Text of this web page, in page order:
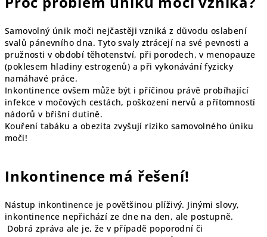
Samovolný únik moči nejčastěji vzniká z důvodu oslabení
svalů pánevního dna. Tyto svaly ztrácejí na své pevnosti a
pružnosti v období těhotenství, při porodech, v menopauze
(poklesem hladiny estrogenů) a při vykonávání fyzicky
namáhavé práce.
Inkontinence ovšem může být i příčinou právě probíhající
infekce v močových cestách, poškození nervů a přítomností
nádorů v břišní dutině.
Kouření tabáku a obezita zvyšují riziko samovolného úniku
moči!
Inkontinence má řešení!
Nástup inkontinence je povětšinou plíživý. Jinými slovy,
inkontinence nepřichází ze dne na den, ale postupně.
Dobrá zpráva ale je, že v případě poporodní či